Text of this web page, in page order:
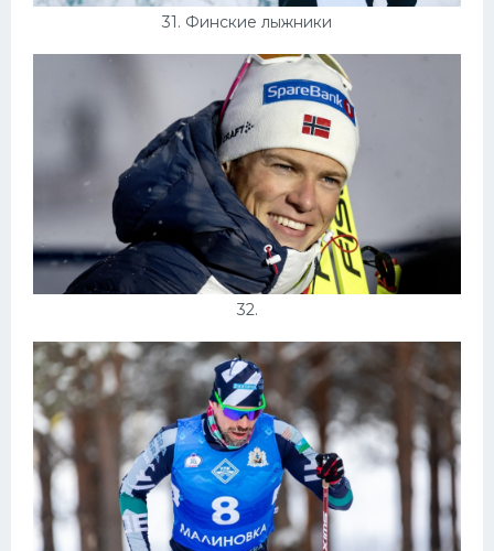
31. Финские лыжники
32.